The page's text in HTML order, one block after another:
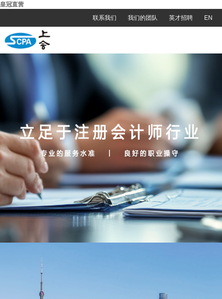
皇冠直营
联系我们
我们的团队 英才招聘 EN